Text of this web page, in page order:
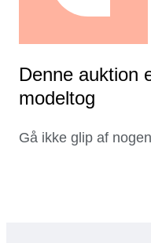
Denne auktion
modeltog
Gå ikke glip af